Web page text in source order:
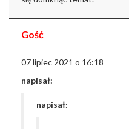
Gość
07 lipiec 2021 o 16:18
napisał:
napisał: